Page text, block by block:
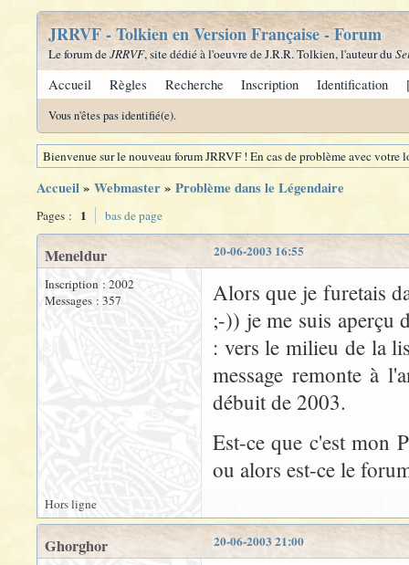
JRRVF - Tolkien en Version Française - Forum
Le forum deJRRVF, site dédié à l'oeuvre de J.R.R. Tolkien, l'auteur du
Accueil Règles Recherche Inscription Identification
Vous n'êtes pas identifié(e).
Bienvenue sur le nouveau forum JRRVF ! En cas de problème avec
Accueil» Webmaster» Problème dans le Légendaire
Pages : 1 bas de page
20-06-2003 16:55
Meneldur
Inscription : 2002
Messages : 357
Alors que je furetais
;-)) je me suis aperçu
: vers le milieu de la
message remonte à
débuit de 2003.
Est-ce que c'est mon
ou alors est-ce le
Hors ligne
20-06-2003 21:00
Ghorghor